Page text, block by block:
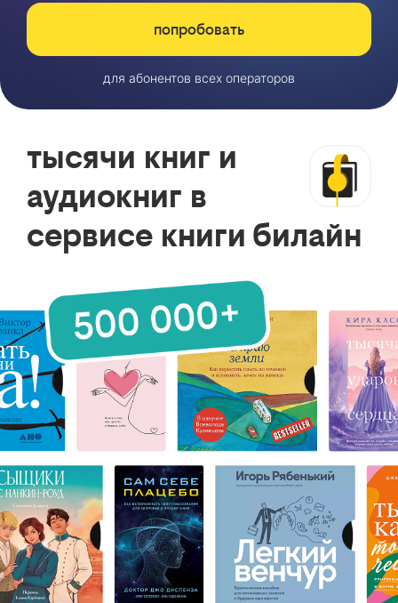
попробовать
для абонентов всех операторов
тысячи книг и
аудиокниг в
сервисе книги билайн